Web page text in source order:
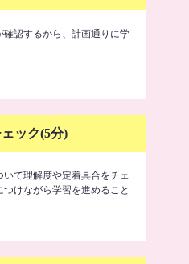
認するから、計画通りに学
ック(5分)
て理解度や定着具合をチェ
けながら学習を進めること